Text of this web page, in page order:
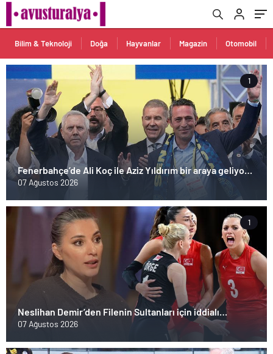
Bilim & Teknoloji Doğa Hayvanlar Magazin Otomobil
1
Fenerbahçe’de Ali Koç ile Aziz Yıldırım bir araya geliyor!
Toplanan imza sayısı ortaya çıktı
07 Ağustos 2026
1
Neslihan Demir’den Filenin Sultanları için iddialı
açıklama!
07 Ağustos 2026